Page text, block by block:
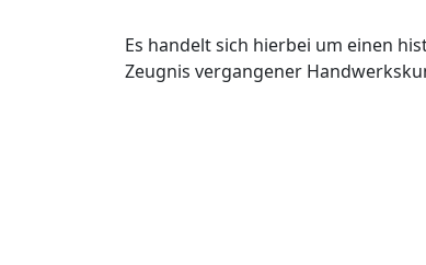
Es handelt sich hierbei um einen
Zeugnis vergangener